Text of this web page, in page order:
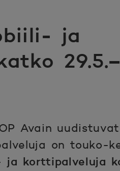
ja
Avain
on touko-
korttipalveluja